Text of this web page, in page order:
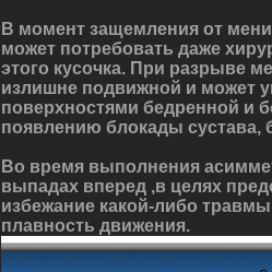
В момент защемления от
может потребовать даже
этого кусочка. При разрыве
излишне подвижной и может
поверхностями бедренной и
появлению блокады сустава,
Во время выполнения
выпадах вперед ,в целях
избежание какой-либо
плавность движения.